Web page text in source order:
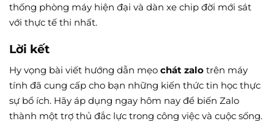
thống phòng máy hiện đại và dàn xe chip đời mới sát
với thực tế thi nhất.
Lời kết
Hy vọng bài viết hướng dẫn mẹo chát zalo trên máy
tính đã cung cấp cho bạn những kiến thức tin học thực
sự bổ ích. Hãy áp dụng ngay hôm nay để biến Zalo
thành một trợ thủ đắc lực trong công việc và cuộc sống.